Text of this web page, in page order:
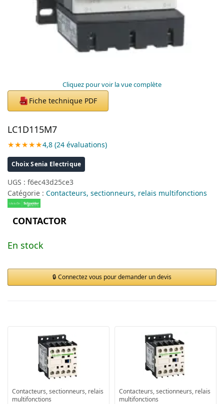
Cliquez pour voir la vue complète
PDF Fiche technique PDF
LC1D115M7
★★★★★4,8 (24 évaluations)
Choix Senia Electrique
UGS : f6ec43d25ce3
Catégorie : Contacteurs, sectionneurs, relais multifonctions
CONTACTOR
En stock
Connectez vous pour demander un devis
Contacteurs, sectionneurs, relais
multifonctions
Contacteurs, sectionneurs, relais
multifonctions